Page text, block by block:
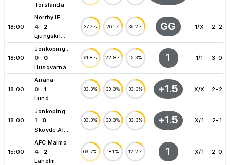
Torslanda
18:00
Norrby IF
4 : 2
Ljungskil...
37.7% 26.1% 36.2% GG 1/X 2-2
18:00
Jonkoping...
0 : 0
Husqvarna
61.8% 22.8% 15.3% 1 1/1 3-0
18:00
Ariana
0 : 1
Lund
33.3% 33.3% 33.3% +1.5 X/X 2-2
18:00
Jonkoping...
1 : 0
Skövde AI...
33.3% 33.3% 33.3% +1.5 X/1 2-1
15:00
AFC Malmo
4 : 2
Laholm
69.7% 18.1% 12.2% 1 X/1 2-0